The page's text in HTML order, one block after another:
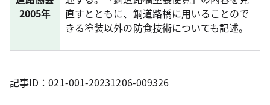
2005年
直すとともに、鋼道路橋に用いることので
きる塗装以外の防食技術についても記述。
記事ID：021-001-20231206-009326